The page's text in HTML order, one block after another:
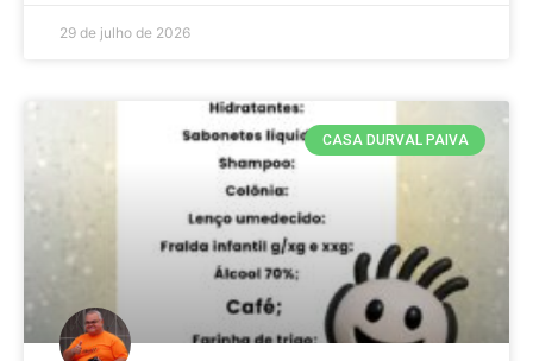
29 de julho de 2026
CASA DURVAL PAIVA